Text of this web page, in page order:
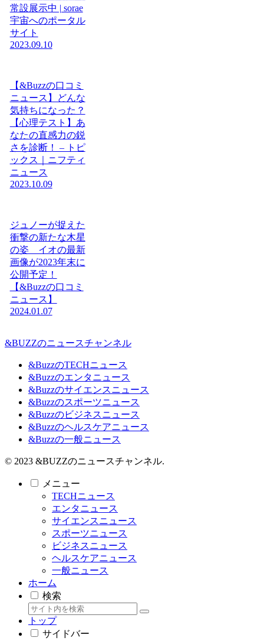
常設展示中 | sorae
宇宙へのポータル
サイト
2023.09.10
【&Buzzの口コミ
ニュース】どんな
気持ちになった？
【心理テスト】あ
なたの直感力の鋭
さを診断！ – トピ
ックス｜ニフティ
ニュース
2023.10.09
ジュノーが捉えた
衝撃の新たな木星
の姿 イオの最新
画像が2023年末に
公開予定！
【&Buzzの口コミ
ニュース】
2024.01.07
&BUZZのニュースチャンネル
&BuzzのTECHニュース
&Buzzのエンタニュース
&Buzzのサイエンスニュース
&Buzzのスポーツニュース
&Buzzのビジネスニュース
&Buzzのヘルスケアニュース
&Buzzの一般ニュース
© 2023 &BUZZのニュースチャンネル.
メニュー
TECHニュース
エンタニュース
サイエンスニュース
スポーツニュース
ビジネスニュース
ヘルスケアニュース
一般ニュース
ホーム
検索
トップ
サイドバー